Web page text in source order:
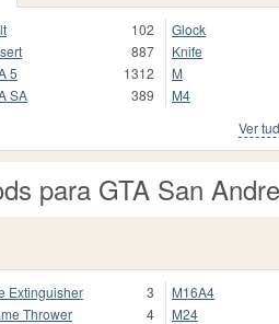
102
887
5
1312
SA
389
Glock
Knife
M
M4
Ver
para GTA San
Extinguisher
3
Thrower
4
M16A4
M24